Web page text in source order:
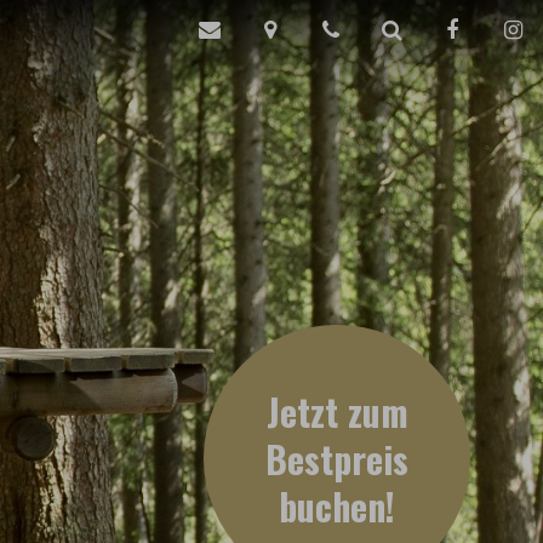
Jetzt zum
Bestpreis
buchen!